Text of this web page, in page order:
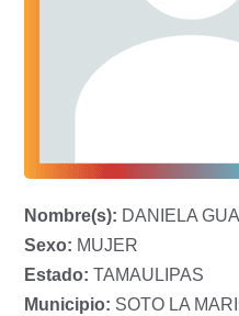
Nombre(s): DANIELA
Sexo: MUJER
Estado: TAMAULIPAS
Municipio: SOTO LA